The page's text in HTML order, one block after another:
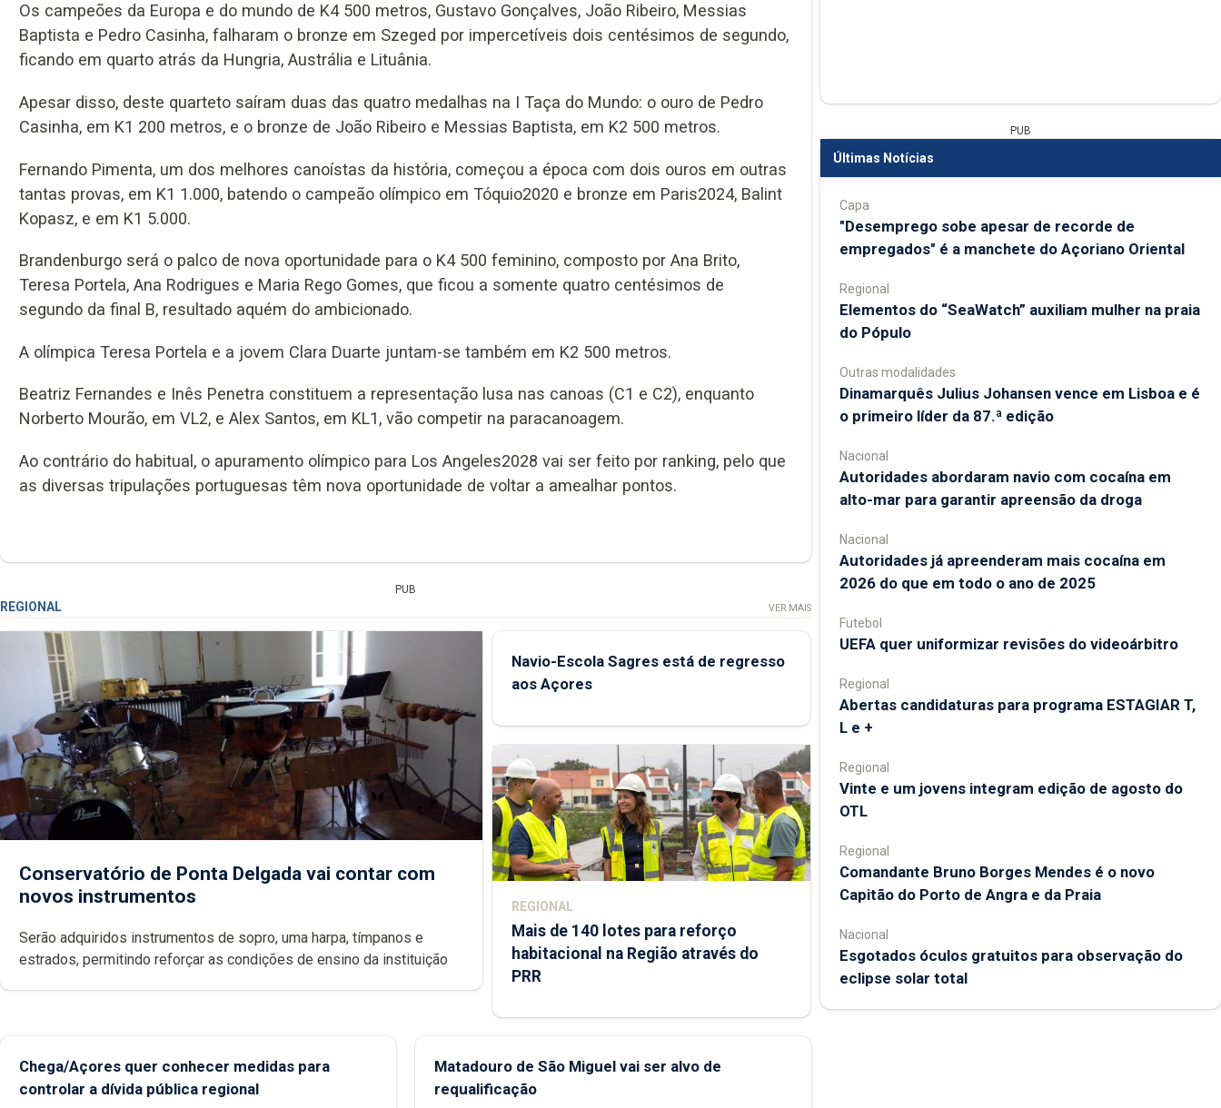
Os campeões da Europa e do mundo de K4 500 metros, Gustavo Gonçalves, João Ribeiro, Messias
Baptista e Pedro Casinha, falharam o bronze em Szeged por impercetíveis dois centésimos de segundo,
ficando em quarto atrás da Hungria, Austrália e Lituânia.
Apesar disso, deste quarteto saíram duas das quatro medalhas na I Taça do Mundo: o ouro de Pedro
Casinha, em K1 200 metros, e o bronze de João Ribeiro e Messias Baptista, em K2 500 metros.
Fernando Pimenta, um dos melhores canoístas da história, começou a época com dois ouros em outras
tantas provas, em K1 1.000, batendo o campeão olímpico em Tóquio2020 e bronze em Paris2024, Balint
Kopasz, e em K1 5.000.
Brandenburgo será o palco de nova oportunidade para o K4 500 feminino, composto por Ana Brito,
Teresa Portela, Ana Rodrigues e Maria Rego Gomes, que ficou a somente quatro centésimos de
segundo da final B, resultado aquém do ambicionado.
A olímpica Teresa Portela e a jovem Clara Duarte juntam-se também em K2 500 metros.
Beatriz Fernandes e Inês Penetra constituem a representação lusa nas canoas (C1 e C2), enquanto
Norberto Mourão, em VL2, e Alex Santos, em KL1, vão competir na paracanoagem.
Ao contrário do habitual, o apuramento olímpico para Los Angeles2028 vai ser feito por ranking, pelo que
as diversas tripulações portuguesas têm nova oportunidade de voltar a amealhar pontos.
PUB
REGIONAL VER MAIS
Conservatório de Ponta Delgada vai contar com
novos instrumentos
Serão adquiridos instrumentos de sopro, uma harpa, tímpanos e
estrados, permitindo reforçar as condições de ensino da instituição
Navio-Escola Sagres está de regresso
aos Açores
REGIONAL
Mais de 140 lotes para reforço
habitacional na Região através do
PRR
Chega/Açores quer conhecer medidas para
controlar a dívida pública regional
Matadouro de São Miguel vai ser alvo de
requalificação
PUB
Últimas Notícias
Capa
"Desemprego sobe apesar de recorde de
empregados" é a manchete do Açoriano Oriental
Regional
​Elementos do “SeaWatch” auxiliam mulher na praia
do Pópulo
Outras modalidades
Dinamarquês Julius Johansen vence em Lisboa e é
o primeiro líder da 87.ª edição
Nacional
Autoridades abordaram navio com cocaína em
alto-mar para garantir apreensão da droga
Nacional
Autoridades já apreenderam mais cocaína em
2026 do que em todo o ano de 2025
Futebol
UEFA quer uniformizar revisões do videoárbitro
Regional
Abertas candidaturas para programa ESTAGIAR T,
L e +
Regional
Vinte e um jovens integram edição de agosto do
OTL
Regional
Comandante Bruno Borges Mendes é o novo
Capitão do Porto de Angra e da Praia
Nacional
Esgotados óculos gratuitos para observação do
eclipse solar total